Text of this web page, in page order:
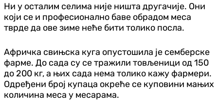
Ни у осталим селима није ништа другачије. Они
који се и професионално баве обрадом меса
тврде да ове зиме неће бити толико посла.
Афричка свињска куга опустошила је семберске
фарме. До сада су се тражили товљеници од 150
до 200 кг, а њих сада нема толико кажу фармери.
Одређени број купаца окреће се куповини мањих
количина меса у месарама.